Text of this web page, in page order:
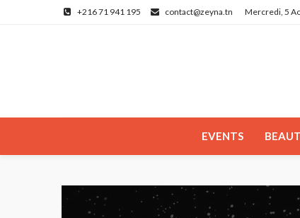
+216 71 941 195 contact@zeyna.tn Mercredi, 5
EVENTS